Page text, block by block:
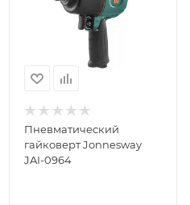
Пневматический
гайковерт Jonnesway
JAI-0964